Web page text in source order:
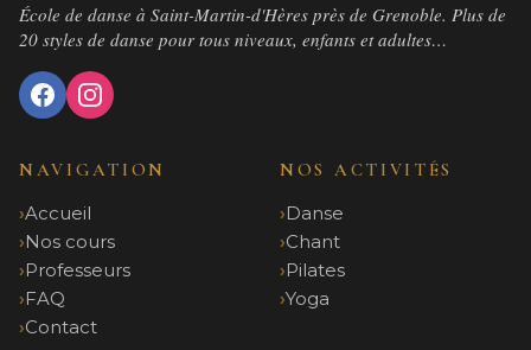
École de danse à Saint-Martin-d'Hères près de Grenoble. Plus de
20 styles de danse pour tous niveaux, enfants et adultes…
NAVIGATION
Accueil
Nos cours
Professeurs
FAQ
Contact
NOS ACTIVITÉS
Danse
Chant
Pilates
Yoga